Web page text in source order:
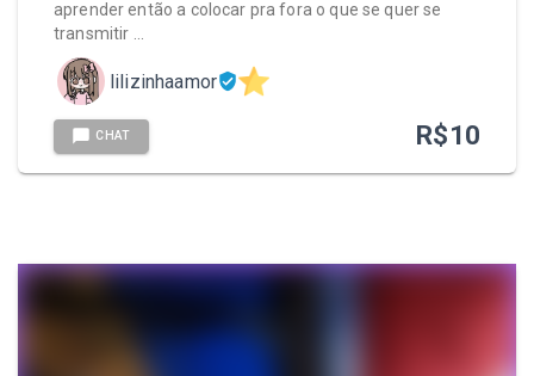
aprender então a colocar pra fora o que se quer se
transmitir …
lilizinhaamor
CHAT R$10